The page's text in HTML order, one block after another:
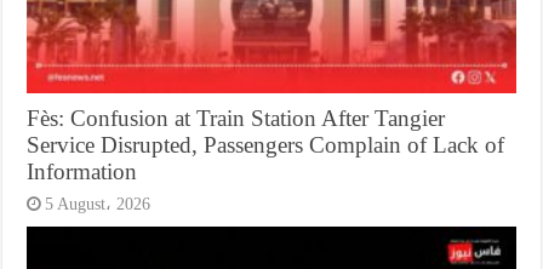
Fès: Confusion at Train Station After Tangier
Service Disrupted, Passengers Complain of Lack of
Information
5 August، 2026